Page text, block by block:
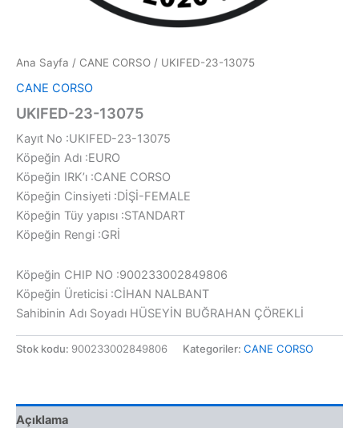
Ana Sayfa / CANE CORSO / UKIFED-23-13075
CANE CORSO
UKIFED-23-13075
Kayıt No :UKIFED-23-13075
Köpeğin Adı :EURO
Köpeğin IRK’ı :CANE CORSO
Köpeğin Cinsiyeti :DİŞİ-FEMALE
Köpeğin Tüy yapısı :STANDART
Köpeğin Rengi :GRİ
Köpeğin CHIP NO :900233002849806
Köpeğin Üreticisi :CİHAN NALBANT
Sahibinin Adı Soyadı HÜSEYİN BUĞRAHAN ÇÖREKLİ
Stok kodu: 900233002849806 Kategoriler: CANE CORSO
Açıklama